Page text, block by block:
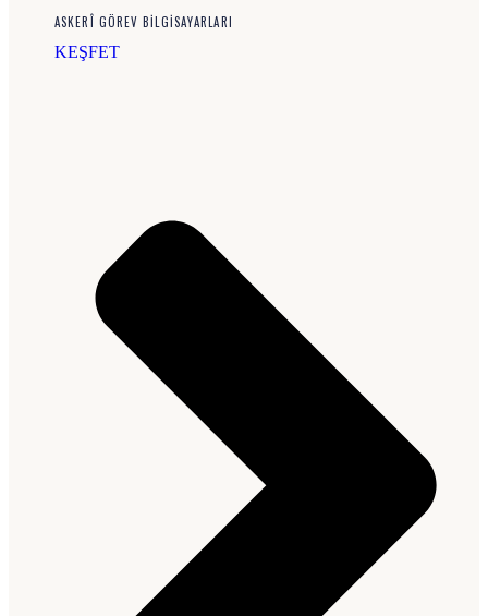
ASKERÎ GÖREV BILGISAYARLARI
KEŞFET